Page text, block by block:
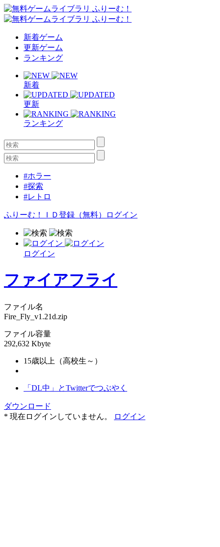
新着ゲーム
更新ゲーム
ランキング
新着
更新
ランキング
#ホラー
#探索
#レトロ
ふりーむ！ＩＤ登録（無料） ログイン
ログイン
ファイアフライ
ファイル名
Fire_Fly_v1.21d.zip
ファイル容量
292,632 Kbyte
15歳以上（高校生～）
「DL中」とTwitterでつぶやく
ダウンロード
* 現在ログインしていません。
ログイン